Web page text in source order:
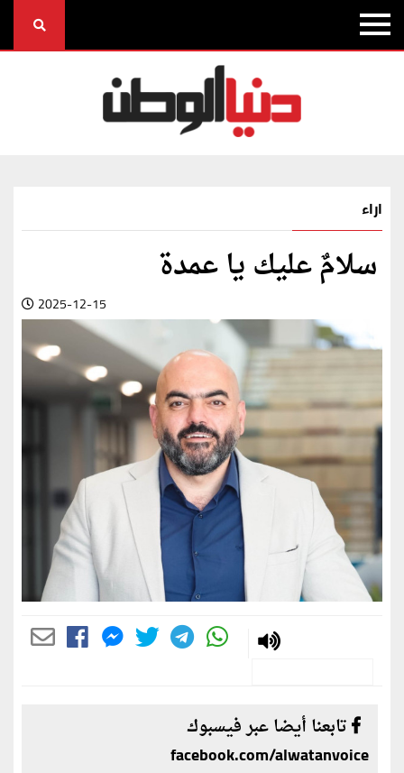
اراء
سلامٌ عليك يا عمدة
2025-12-15
تابعنا أيضا عبر فيسبوك
facebook.com/alwatanvoice